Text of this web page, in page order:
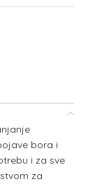
bora i
i za sve
za